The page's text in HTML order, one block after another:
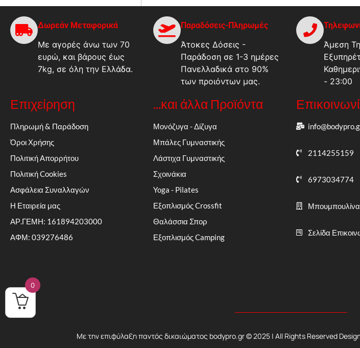
Δωρεάν Μεταφορικά
Με αγορές άνω των 70
ευρώ, και βάρους έως
7kg, σε όλη την Ελλάδα.
Παραδόσεις-Πληρωμές
Άτοκες Δόσεις -
Παράδοση σε 1-3 ημέρες
Πανελλαδικά στο 90%
των προιόντων μας.
Άμεση
- 23:00
Επιχείρηση
Πληρωμή & Παράδοση
Όροι Χρήσης
Πολιτική Απορρήτου
Πολιτική Cookies
Ασφάλεια Συναλλαγών
Η Εταιρεία μας
ΑΡ.ΓΕΜΗ: 161894203000
ΑΦΜ: 039276486
...και άλλα Προϊόντα
Μονόζυγα - Δίζυγα
Μπάλες Γυμναστικής
Λάστιχα Γυμναστικής
Σχοινάκια
Yoga - Pilates
Εξοπλισμός Crossfit
Θαλάσσια Σπορ
Εξοπλισμός Camping
2114255159
6973034774
Σελίδα
Με την επιφύλαξη παντός δικαιώματος bodypro.gr © 2025 | All Rights Reserved
0